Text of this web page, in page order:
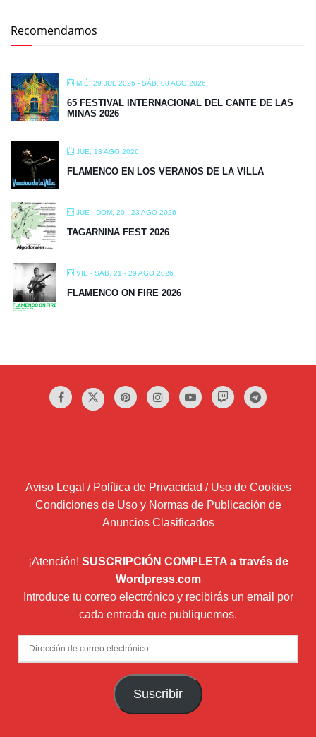
Recomendamos
MIÉ, 29 JUL 2026 - SÁB, 08 AGO 2026
65 FESTIVAL INTERNACIONAL DEL CANTE DE LAS
MINAS 2026
JUE, 13 AGO 2026
FLAMENCO EN LOS VERANOS DE LA VILLA
JUE - DOM, 20 - 23 AGO 2026
TAGARNINA FEST 2026
VIE - SÁB, 21 - 29 AGO 2026
FLAMENCO ON FIRE 2026
Aviso Legal / Política de Privacidad / Uso de Cookies
Condiciones de Uso y Normas de Publicación de
Anuncios Clasificados
¡Atención! SUSCRIPCIÓN COMPLETA a través de
Wordpress.com
Introduce tu correo electrónico y recibirás un email por
cada entrada que publiquemos.
Dirección
de
Suscribir